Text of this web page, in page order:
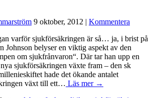
9 oktober, 2012 | Kommentera
varför sjukförsäkringen är så… ja, i brist på
Johnson belyser en viktig aspekt av den
om sjukfrånvaron“. Där tar han upp en
sjukförsäkringen växte fram – den sk
hade det ökande antalet
växt till ett… Läs mer →